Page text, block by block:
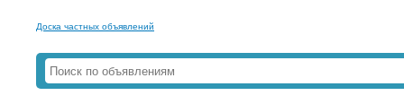
Доска частных объявлений